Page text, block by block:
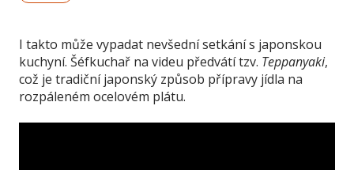
I takto může vypadat nevšední setkání s japonskou
kuchyní. Šéfkuchař na videu předvátí tzv. Teppanyaki,
což je tradiční japonský způsob přípravy jídla na
rozpáleném ocelovém plátu.